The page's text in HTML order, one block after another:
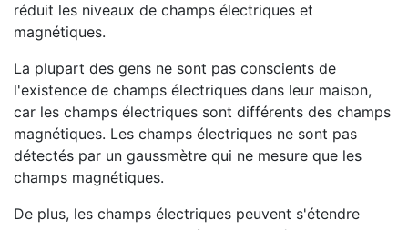
réduit les niveaux de champs électriques et
magnétiques.
La plupart des gens ne sont pas conscients de
l'existence de champs électriques dans leur maison,
car les champs électriques sont différents des champs
magnétiques. Les champs électriques ne sont pas
détectés par un gaussmètre qui ne mesure que les
champs magnétiques.
De plus, les champs électriques peuvent s'étendre